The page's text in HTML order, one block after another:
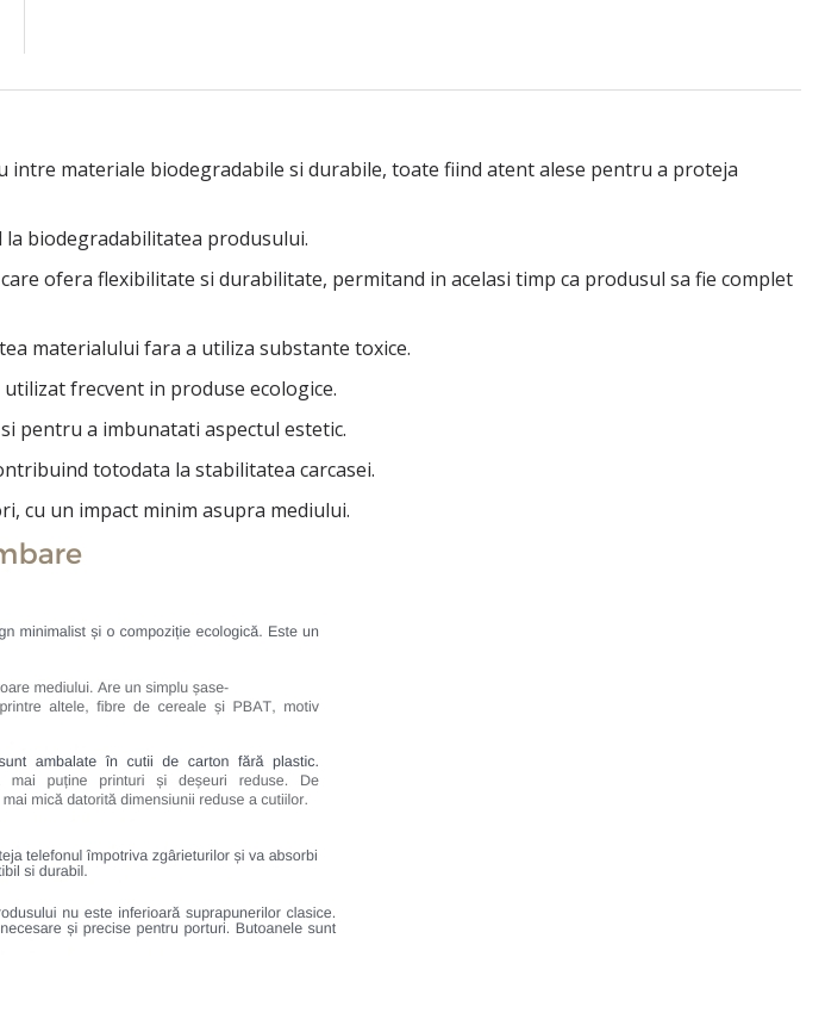
materiale biodegradabile si durabile, toate fiind atent alese pentru a proteja
biodegradabilitatea produsului.
ofera flexibilitate si durabilitate, permitand in acelasi timp ca produsul sa fie complet
materialului fara a utiliza substante toxice.
frecvent in produse ecologice.
pentru a imbunatati aspectul estetic.
totodata la stabilitatea carcasei.
cu un impact minim asupra mediului.